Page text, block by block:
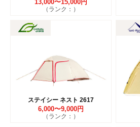
13,000〜15,000円
（ランク：）
ステイシー ネスト 2617
6,000〜9,000円
（ランク：）